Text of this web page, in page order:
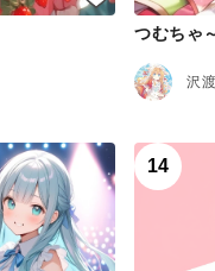
つむちゃ
沢
14